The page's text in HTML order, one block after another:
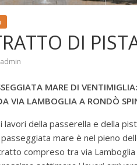
DI
admin
MARE DI
VIA LAMBOGLIA A RONDÒ
della passerella e della
mare è nel pieno
compreso tra via